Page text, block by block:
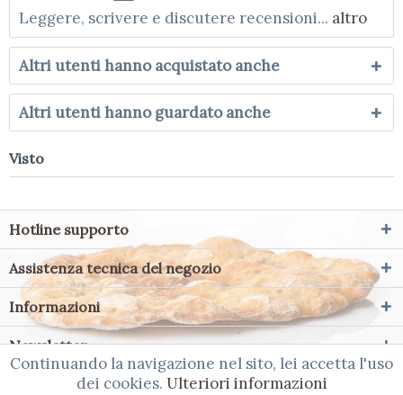
Leggere, scrivere e discutere recensioni... altro
Altri utenti hanno acquistato anche
Altri utenti hanno guardato anche
Visto
Hotline supporto
Assistenza tecnica del negozio
Informazioni
Newsletter
Continuando la navigazione nel sito, lei accetta l'uso
dei cookies. Ulteriori informazioni